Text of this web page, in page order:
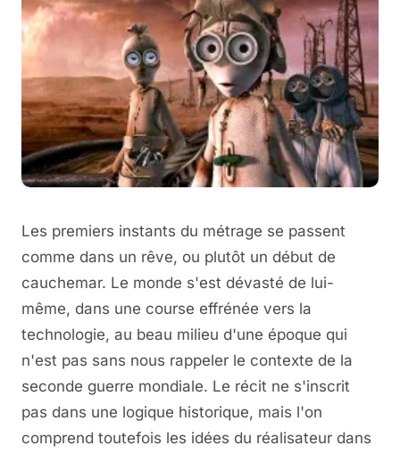
Les premiers instants du métrage se passent
comme dans un rêve, ou plutôt un début de
cauchemar. Le monde s'est dévasté de lui-
même, dans une course effrénée vers la
technologie, au beau milieu d'une époque qui
n'est pas sans nous rappeler le contexte de la
seconde guerre mondiale. Le récit ne s'inscrit
pas dans une logique historique, mais l'on
comprend toutefois les idées du réalisateur dans